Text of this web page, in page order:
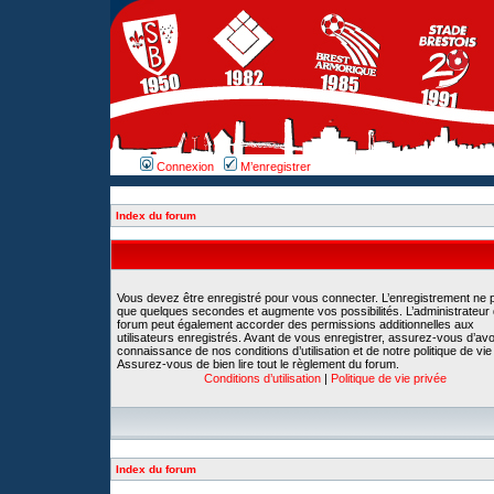
Connexion M’enregistrer
Index du forum
Vous devez être enregistré pour vous connecter. L’enregistrement ne
que quelques secondes et augmente vos possibilités. L’administrateur
forum peut également accorder des permissions additionnelles aux
utilisateurs enregistrés. Avant de vous enregistrer, assurez-vous
connaissance de nos conditions d’utilisation et de notre politique de
Assurez-vous de bien lire tout le règlement du forum.
Conditions d’utilisation | Politique de vie privée
Index du forum